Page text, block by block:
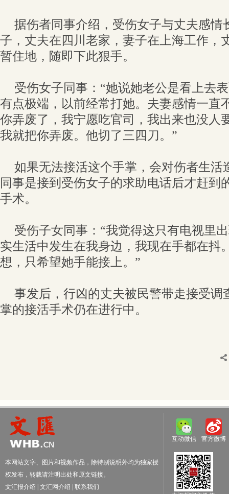
据伤者同事介绍，受伤女子与丈夫感情
子，丈夫在四川老家，妻子在上海工作，
暂住地，随即下此狠手。
受伤女子同事：“她说她老公是看上去
有点极端，以前经常打她。夫妻感情一直
你弄废了，我宁愿吃官司，我出来也没人
我就把你弄废。他切了三四刀。”
如果无法接活这个手掌，会对伤者生活
同事是接到受伤女子的求助电话后才赶到
手术。
受伤子女同事：“我觉得这只有电视里
实生活中发生在我身边，我现在手都在抖
想，只希望她手能接上。”
事发后，行凶的丈夫被民警带走接受调
掌的接活手术仍在进行中。
本网站文字、图片和视频作品，除特别说明外均为独家授
权发布，转载请注明出处和原文链接。
文汇报介绍
文汇网介绍 联系我们
互动微信 官方微博